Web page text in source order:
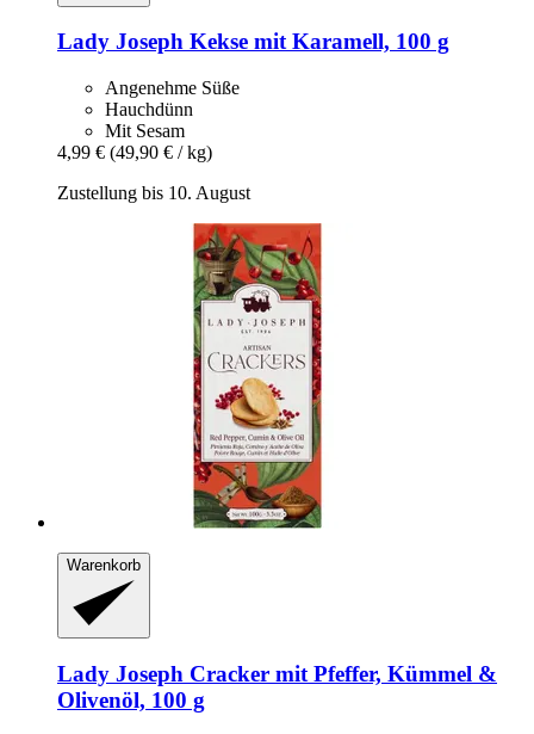
Lady Joseph Kekse mit Karamell, 100 g
Angenehme Süße
Hauchdünn
Mit Sesam
4,99 € (49,90 € / kg)
Zustellung bis 10. August
Warenkorb
Lady Joseph Cracker mit Pfeffer, Kümmel &
Olivenöl, 100 g